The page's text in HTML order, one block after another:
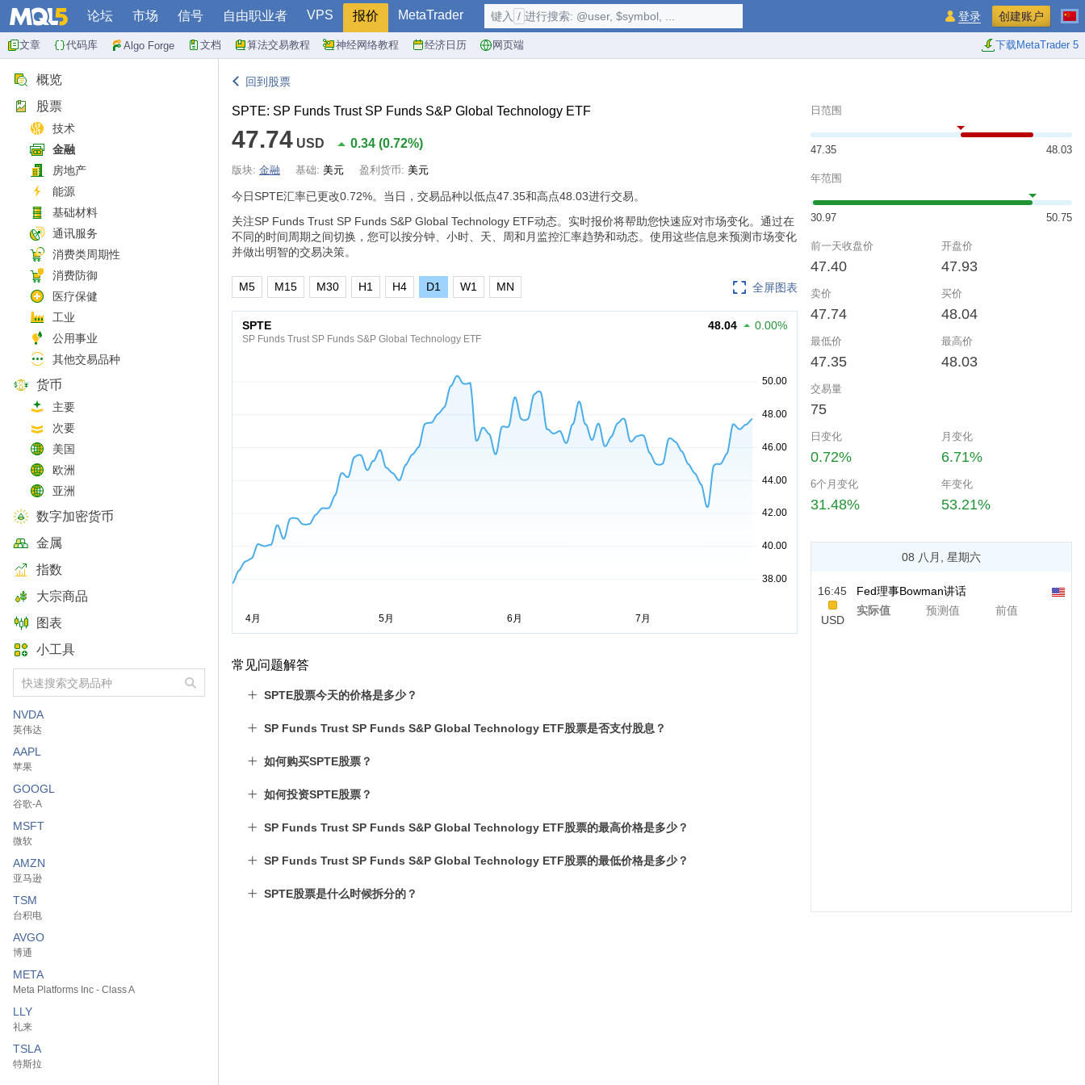
论坛 市场 信号 自由职业者 VPS 报价 MetaTrader
文章 代码库 Algo Forge 文档 算法交易教程 神经网络教程 经济日历 网页端 下载MetaTrader 5
键入 / 进行搜索: @user, $symbol, ... 登录 创建账户
概览
股票
技术
金融
房地产
能源
基础材料
通讯服务
消费类周期性
消费防御
医疗保健
工业
公用事业
其他交易品种
货币
主要
次要
美国
欧洲
亚洲
数字加密货币
金属
指数
大宗商品
图表
小工具
NVDA
英伟达
AAPL
苹果
GOOGL
谷歌-A
MSFT
微软
AMZN
亚马逊
TSM
台积电
AVGO
博通
META
Meta Platforms Inc - Class A
LLY
礼来
TSLA
特斯拉
回到股票
SPTE: SP Funds Trust SP Funds S&P Global Technology ETF
47.74 USD 0.34 (0.72%)
版块: 金融 基础: 美元 盈利货币: 美元
今日SPTE汇率已更改0.72%。当日，交易品种以低点47.35和高点48.03进行交易。
关注SP Funds Trust SP Funds S&P Global Technology ETF动态。实时报价将帮助您快速应对市场变化。通过在
不同的时间周期之间切换，您可以按分钟、小时、天、周和月监控汇率趋势和动态。使用这些信息来预测市场变化
并做出明智的交易决策。
全屏图表
M5 M15 M30 H1 H4 D1 W1 MN
SPTE
SP Funds Trust SP Funds S&P Global Technology ETF
48.04 0.00%
常见问题解答
SPTE股票今天的价格是多少？
SP Funds Trust SP Funds S&P Global Technology ETF股票是否支付股息？
如何购买SPTE股票？
如何投资SPTE股票？
SP Funds Trust SP Funds S&P Global Technology ETF股票的最高价格是多少？
SP Funds Trust SP Funds S&P Global Technology ETF股票的最低价格是多少？
SPTE股票是什么时候拆分的？
日范围
47.35 48.03
年范围
30.97 50.75
前一天收盘价
47.40
开盘价
47.93
卖价
47.74
买价
48.04
最低价
47.35
最高价
48.03
交易量
75
日变化
0.72%
月变化
6.71%
6个月变化
31.48%
年变化
53.21%
08 八月, 星期六
16:45
USD
Fed理事Bowman讲话
实际值
预测值 前值